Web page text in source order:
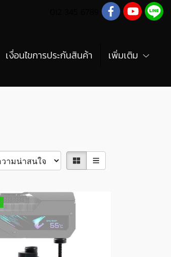
เงื่อนไขการประกันสินค้า เพิ่มเติม